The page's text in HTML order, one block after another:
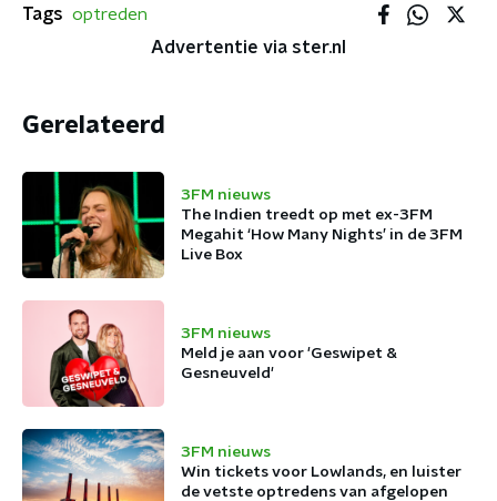
Tags optreden
Advertentie via ster.nl
Gerelateerd
3FM nieuws
The Indien treedt op met ex-3FM
Megahit ‘How Many Nights’ in de 3FM
Live Box
3FM nieuws
Meld je aan voor 'Geswipet &
Gesneuveld'
3FM nieuws
Win tickets voor Lowlands, en luister
de vetste optredens van afgelopen